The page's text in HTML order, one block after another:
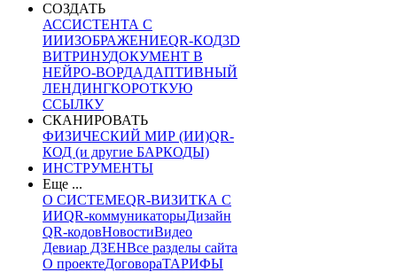
СОЗДАТЬ
АССИСТЕНТА С
ИИИЗОБРАЖЕНИЕQR-КОД3D
ВИТРИНУДОКУМЕНТ В
НЕЙРО-ВОРДАДАПТИВНЫЙ
ЛЕНДИНГКОРОТКУЮ
ССЫЛКУ
СКАНИРОВАТЬ
ФИЗИЧЕСКИЙ МИР (ИИ)QR-
КОД (и другие БАРКОДЫ)
ИНСТРУМЕНТЫ
Еще ...
О СИСТЕМЕQR-ВИЗИТКА С
ИИQR-коммуникаторыДизайн
QR-кодовНовостиВидео
Девиар ДЗЕНВсе разделы сайта
О проектеДоговораТАРИФЫ